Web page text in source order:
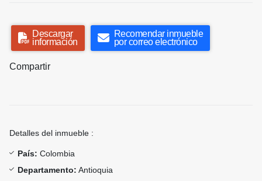
Descargar
información
Recomendar inmueble
por correo electrónico
Compartir
Detalles del inmueble :
País: Colombia
Departamento: Antioquia